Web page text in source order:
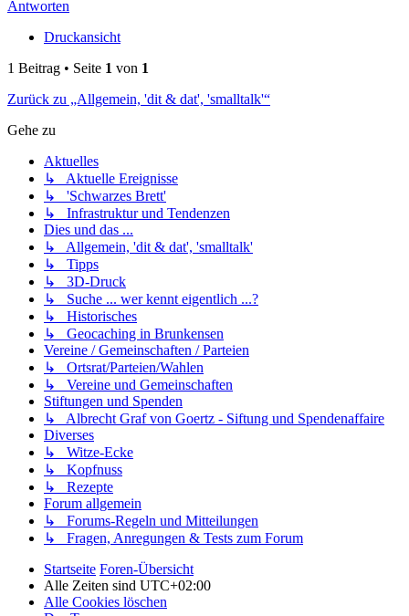
Antworten
Druckansicht
1 Beitrag • Seite 1 von 1
Zurück zu „Allgemein, 'dit & dat', 'smalltalk'“
Gehe zu
Aktuelles
↳ Aktuelle Ereignisse
↳ 'Schwarzes Brett'
↳ Infrastruktur und Tendenzen
Dies und das ...
↳ Allgemein, 'dit & dat', 'smalltalk'
↳ Tipps
↳ 3D-Druck
↳ Suche ... wer kennt eigentlich ...?
↳ Historisches
↳ Geocaching in Brunkensen
Vereine / Gemeinschaften / Parteien
↳ Ortsrat/Parteien/Wahlen
↳ Vereine und Gemeinschaften
Stiftungen und Spenden
↳ Albrecht Graf von Goertz - Siftung und Spendenaffaire
Diverses
↳ Witze-Ecke
↳ Kopfnuss
↳ Rezepte
Forum allgemein
↳ Forums-Regeln und Mitteilungen
↳ Fragen, Anregungen & Tests zum Forum
Startseite Foren-Übersicht
Alle Zeiten sind UTC+02:00
Alle Cookies löschen